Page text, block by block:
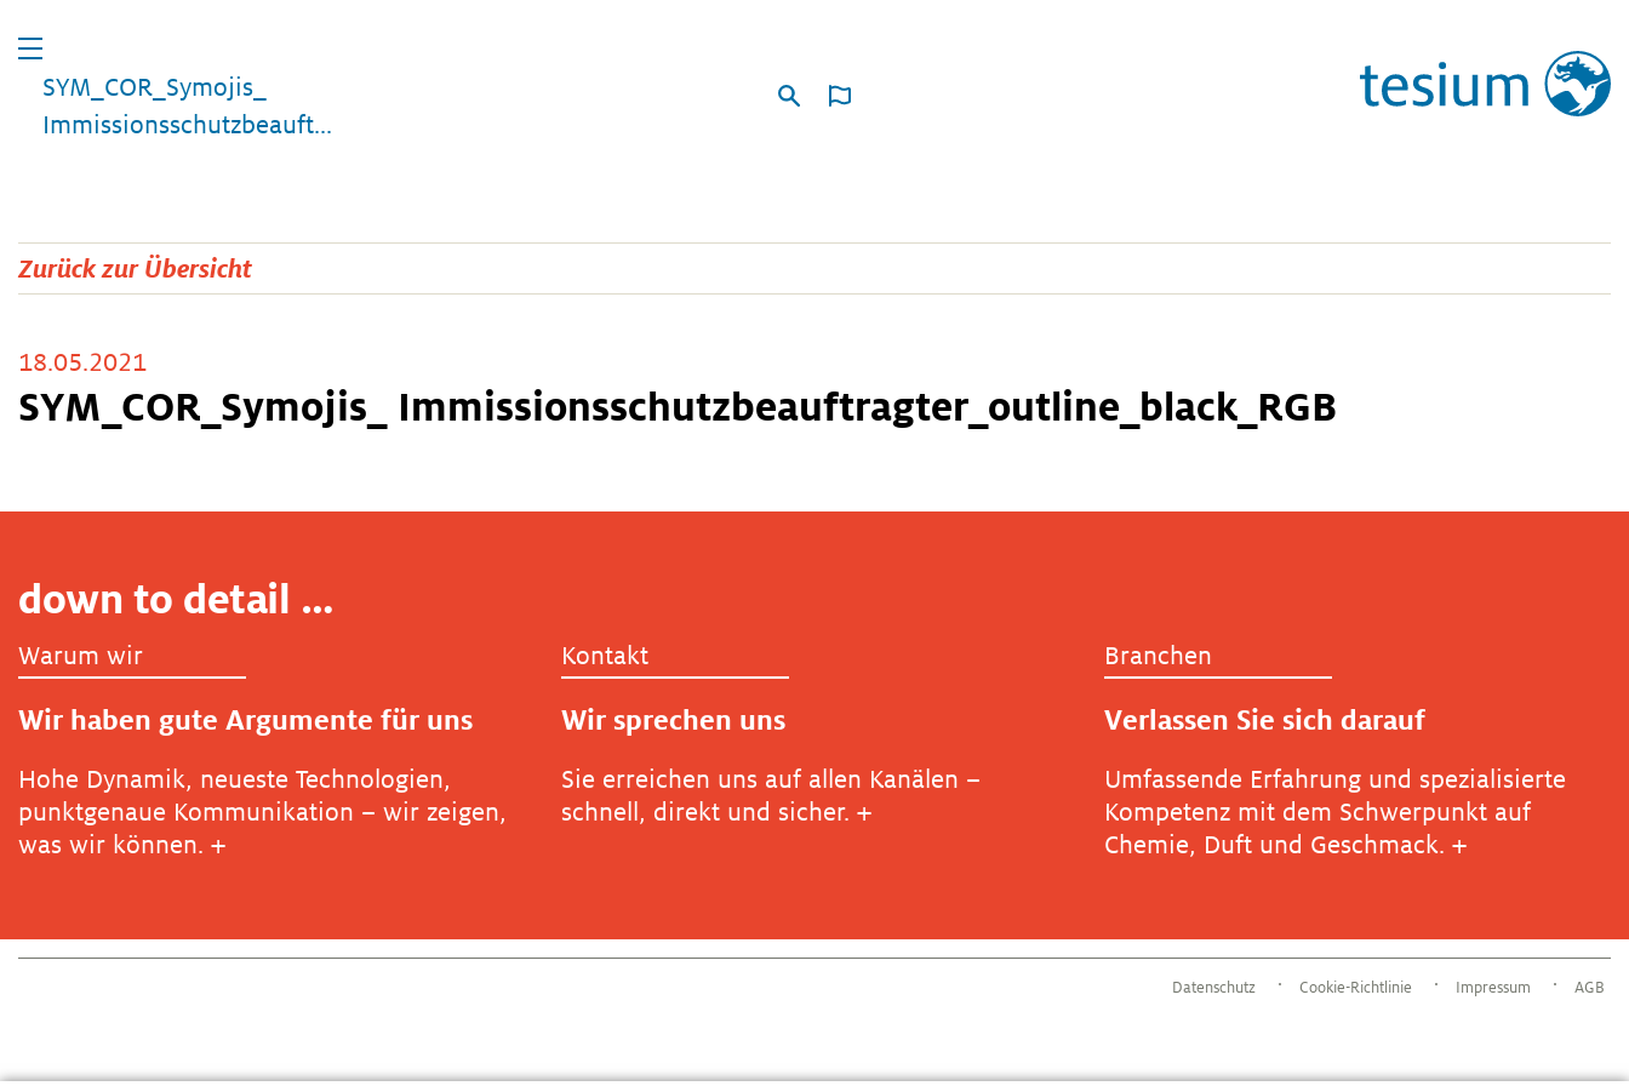
SYM_COR_Symojis_
Immissionsschutzbeauft...
Zurück zur Übersicht
18.05.2021
SYM_COR_Symojis_ Immissionsschutzbeauftragter_outline_black_RGB
down to detail …
Warum wir
Wir haben gute Argumente für uns
Hohe Dynamik, neueste Technologien,
punktgenaue Kommunikation – wir zeigen,
was wir können. +
Kontakt
Wir sprechen uns
Sie erreichen uns auf allen Kanälen –
schnell, direkt und sicher. +
Branchen
Verlassen Sie sich darauf
Umfassende Erfahrung und spezialisierte
Kompetenz mit dem Schwerpunkt auf
Chemie, Duft und Geschmack. +
Datenschutz Cookie-Richtlinie Impressum AGB